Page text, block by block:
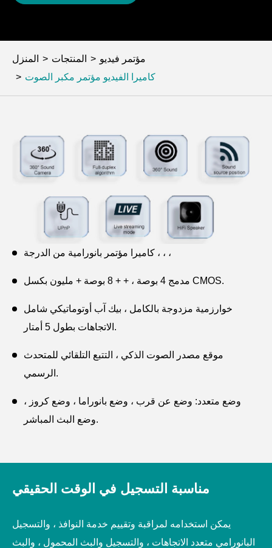
المنزل المنتجات
مؤتمر فيديو
كاميرا الفيديو مؤتمر مكبر الصوت
كاميرا مؤتمر بانورامية من الدرجة ، ، ،
مدمج 4 بوصة ، + + 8 بوصة + مليون بكسل CMOS.
خوارزمية مزدوجة بالكامل ، بيك آب أوتوماتيكي شامل
الاتجاهات بطول 5 أمتار.
موقع مصدر الصوت الذكي ، التتبع التلقائي للمتحدث
الرسمي.
وضع متعدد: وضع عن قرب ، وضع بانوراما ، وضع كروز ،
وضع البث المباشر.
كمبيوتر أو شاشة عرض تجارية كبيرة.
يتوافق مع التكبير ، GoTo Metting ، Google meting ، فرق
مناسبة التسجيل في الوقت الحقيقي
يمكن استخدامه لمراقبة وتقييم خدمة النوافذ ، والتسجيل
البانورامي متعدد الاتجاهات ، والتسجيل والبث المحمول ، والبث